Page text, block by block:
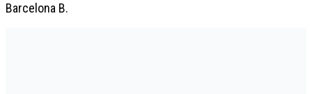
Barcelona B.